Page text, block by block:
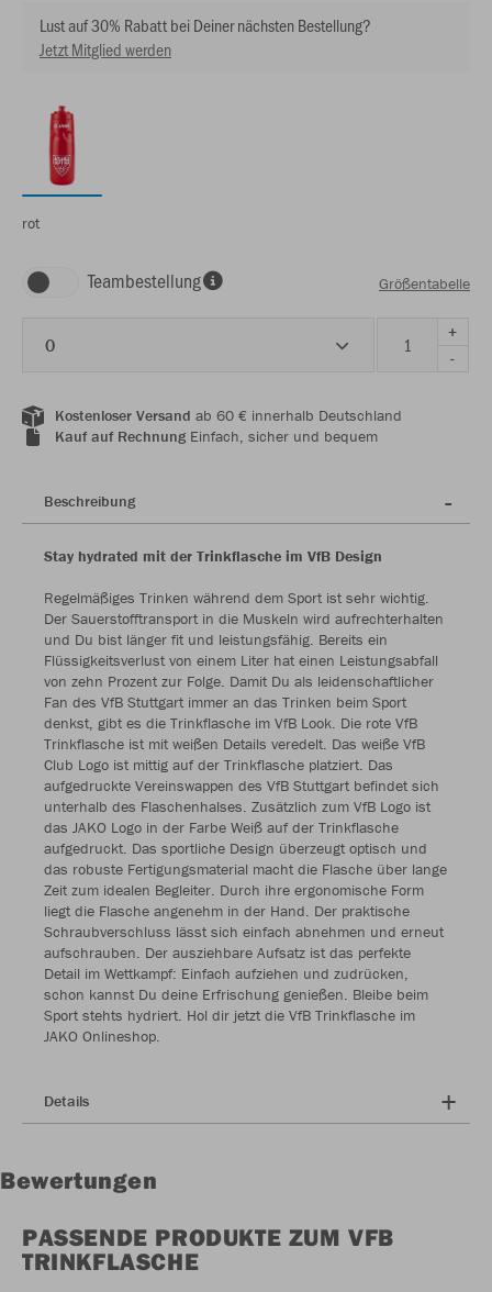
Lust auf 30% Rabatt bei Deiner nächsten Bestellung?
Jetzt Mitglied werden
rot
Teambestellung Größentabelle
0
+
-
Kostenloser Versand ab 60 € innerhalb Deutschland
Kauf auf RechnungEinfach, sicher und bequem
Beschreibung
Stay hydrated mit der Trinkflasche im VfB Design
Regelmäßiges Trinken während dem Sport ist sehr wichtig.
Der Sauerstofftransport in die Muskeln wird aufrechterhalten
und Du bist länger fit und leistungsfähig. Bereits ein
Flüssigkeitsverlust von einem Liter hat einen Leistungsabfall
von zehn Prozent zur Folge. Damit Du als leidenschaftlicher
Fan des VfB Stuttgart immer an das Trinken beim Sport
denkst, gibt es die Trinkflasche im VfB Look. Die rote VfB
Trinkflasche ist mit weißen Details veredelt. Das weiße VfB
Club Logo ist mittig auf der Trinkflasche platziert. Das
aufgedruckte Vereinswappen des VfB Stuttgart befindet sich
unterhalb des Flaschenhalses. Zusätzlich zum VfB Logo ist
das JAKO Logo in der Farbe Weiß auf der Trinkflasche
aufgedruckt. Das sportliche Design überzeugt optisch und
das robuste Fertigungsmaterial macht die Flasche über lange
Zeit zum idealen Begleiter. Durch ihre ergonomische Form
liegt die Flasche angenehm in der Hand. Der praktische
Schraubverschluss lässt sich einfach abnehmen und erneut
aufschrauben. Der ausziehbare Aufsatz ist das perfekte
Detail im Wettkampf: Einfach aufziehen und zudrücken,
schon kannst Du deine Erfrischung genießen. Bleibe beim
Sport stehts hydriert. Hol dir jetzt die VfB Trinkflasche im
JAKO Onlineshop.
Details
Bewertungen
PASSENDE PRODUKTE ZUM VFB
TRINKFLASCHE